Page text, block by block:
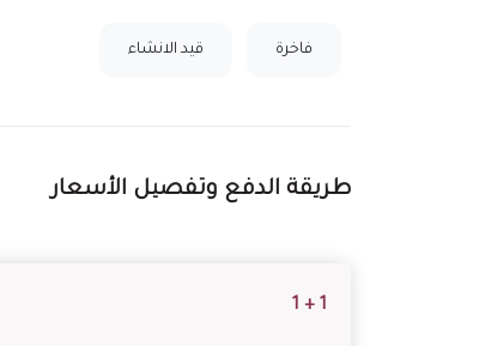
فاخرة قيد الانشاء
طريقة الدفع وتفصيل الأسعار
1 + 1